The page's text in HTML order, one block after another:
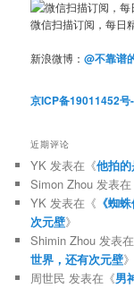
微信扫描订阅，每日
新浪微博：@不靠谱
京ICP备19011452号
近期评论
YK 发表在《他拍
Simon Zhou 发表
YK 发表在《 《蜘
次元壁》
Shimin Zhou 发表
世界，还有次元壁》
周世民 发表在《男